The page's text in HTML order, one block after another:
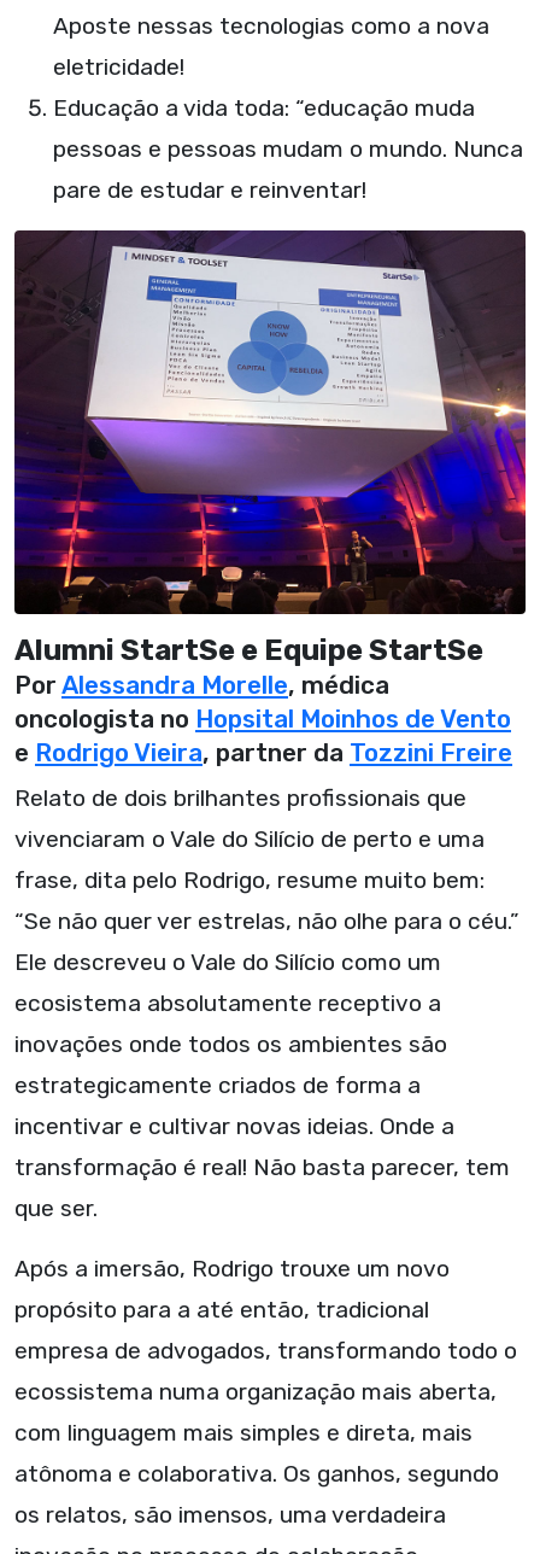
Aposte nessas tecnologias como a nova
eletricidade!
Educação a vida toda: “educação muda
pessoas e pessoas mudam o mundo. Nunca
pare de estudar e reinventar!
Alumni StartSe e Equipe StartSe
Por Alessandra Morelle, médica
oncologista no Hopsital Moinhos de Vento
e Rodrigo Vieira, partner da Tozzini Freire
Relato de dois brilhantes profissionais que
vivenciaram o Vale do Silício de perto e uma
frase, dita pelo Rodrigo, resume muito bem:
“Se não quer ver estrelas, não olhe para o céu.”
Ele descreveu o Vale do Silício como um
ecosistema absolutamente receptivo a
inovações onde todos os ambientes são
estrategicamente criados de forma a
incentivar e cultivar novas ideias. Onde a
transformação é real! Não basta parecer, tem
que ser.
Após a imersão, Rodrigo trouxe um novo
propósito para a até então, tradicional
empresa de advogados, transformando todo o
ecossistema numa organização mais aberta,
com linguagem mais simples e direta, mais
atônoma e colaborativa. Os ganhos, segundo
os relatos, são imensos, uma verdadeira